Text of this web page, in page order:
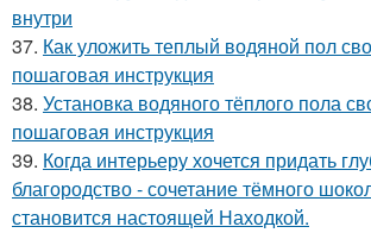
внутри
37. Как уложить теплый водяной пол
пошаговая инструкция
38. Установка водяного тёплого пола
пошаговая инструкция
39. Когда интерьеру хочется придать
благородство - сочетание тёмного
становится настоящей Находкой.